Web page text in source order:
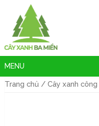
MENU
Trang chủ / Cây xanh công